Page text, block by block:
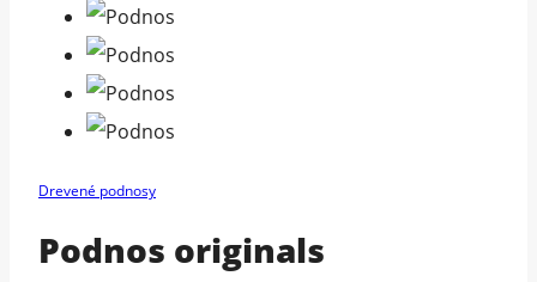
Drevené podnosy
Podnos originals